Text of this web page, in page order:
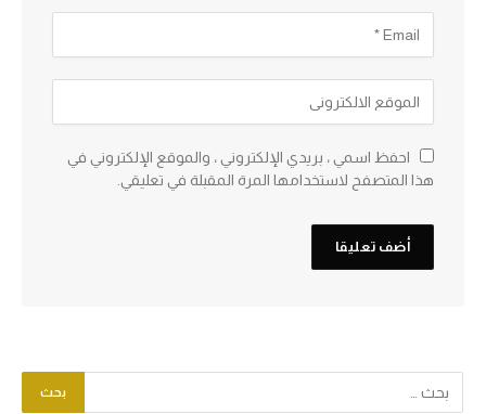
احفظ اسمي ، بريدي الإلكتروني ، والموقع الإلكتروني في
هذا المتصفح لاستخدامها المرة المقبلة في تعليقي.